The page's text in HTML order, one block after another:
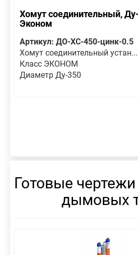
Хомут соединительный,
Эконом
Артикул: ДО-ХС-450-цинк-0.5
Хомут соединительный устан...
Класс ЭКОНОМ
Диаметр Ду-350
Готовые
дымовых